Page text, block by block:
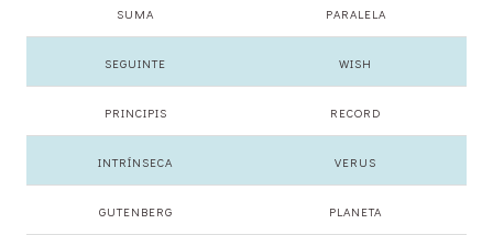
SUMA PARALELA
SEGUINTE WISH
PRINCIPIS RECORD
INTRÍNSECA VERUS
GUTENBERG PLANETA